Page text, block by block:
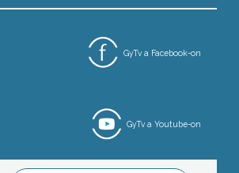
GyTv a Facebook-on
GyTv a Youtube-on